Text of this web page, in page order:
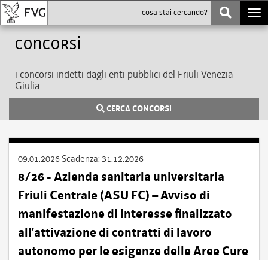
Concorsi
i concorsi indetti dagli enti pubblici del Friuli Venezia
Giulia
CERCA CONCORSI
09.01.2026 Scadenza: 31.12.2026
8/26 - Azienda sanitaria universitaria
Friuli Centrale (ASU FC) – Avviso di
manifestazione di interesse finalizzato
all’attivazione di contratti di lavoro
autonomo per le esigenze delle Aree Cure